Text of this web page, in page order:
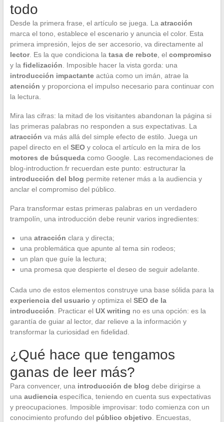
todo
Desde la primera frase, el artículo se juega. La atracción
marca el tono, establece el escenario y anuncia el color. Esta
primera impresión, lejos de ser accesorio, va directamente al
lector. Es la que condiciona la tasa de rebote, el compromiso
y la fidelización . Imposible hacer la vista gorda: una
introducción impactanteactúa como un imán, atrae la
atención y proporciona el impulso necesario para continuar con
la lectura.
Mira las cifras: la mitad de los visitantes abandonan la página si
las primeras palabras no responden a sus expectativas. La
atracción va más allá del simple efecto de estilo. Juega un
papel directo en el SEOy coloca el artículo en la mira de los
motores de búsquedacomo Google. Las recomendaciones de
blog-introduction.fr recuerdan este punto: estructurar la
introducción del blog permite retener más a la audiencia y
anclar el compromiso del público.
Para transformar estas primeras palabras en un verdadero
trampolín, una introducción debe reunir varios ingredientes:
una atracción clara y directa;
una problemática que apunte al tema sin rodeos;
un plan que guíe la lectura;
una promesa que despierte el deseo de seguir adelante.
Cada uno de estos elementos construye una base sólida para la
experiencia del usuario y optimiza el SEO de la
introducción . Practicar el UX writing no es una opción: es la
garantía de guiar al lector, dar relieve a la información y
transformar la curiosidad en fidelidad.
¿Qué hace que tengamos
ganas de leer más?
Para convencer, una introducción de blog debe dirigirse a
una audienciaespecífica, teniendo en cuenta sus expectativas
y preocupaciones. Imposible improvisar: todo comienza con un
conocimiento profundo del público objetivo . Encuestas,